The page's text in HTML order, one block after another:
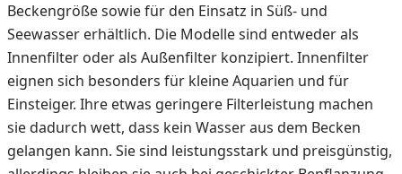
Beckengröße sowie für den Einsatz in Süß- und
Seewasser erhältlich. Die Modelle sind entweder als
Innenfilter oder als Außenfilter konzipiert. Innenfilter
eignen sich besonders für kleine Aquarien und für
Einsteiger. Ihre etwas geringere Filterleistung machen
sie dadurch wett, dass kein Wasser aus dem Becken
gelangen kann. Sie sind leistungsstark und preisgünstig,